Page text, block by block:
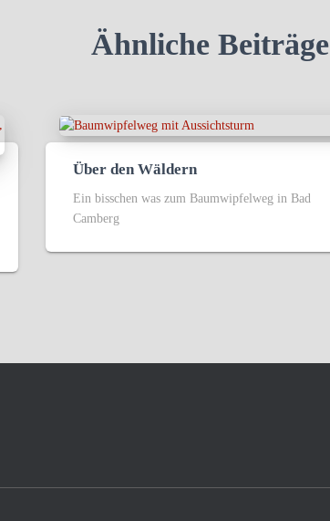
Ähnliche Beiträge
Über den Wäldern
Ein bisschen was zum Baumwipfelweg in Bad
Camberg